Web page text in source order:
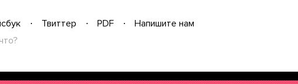
Твиттер PDF
Напишите нам